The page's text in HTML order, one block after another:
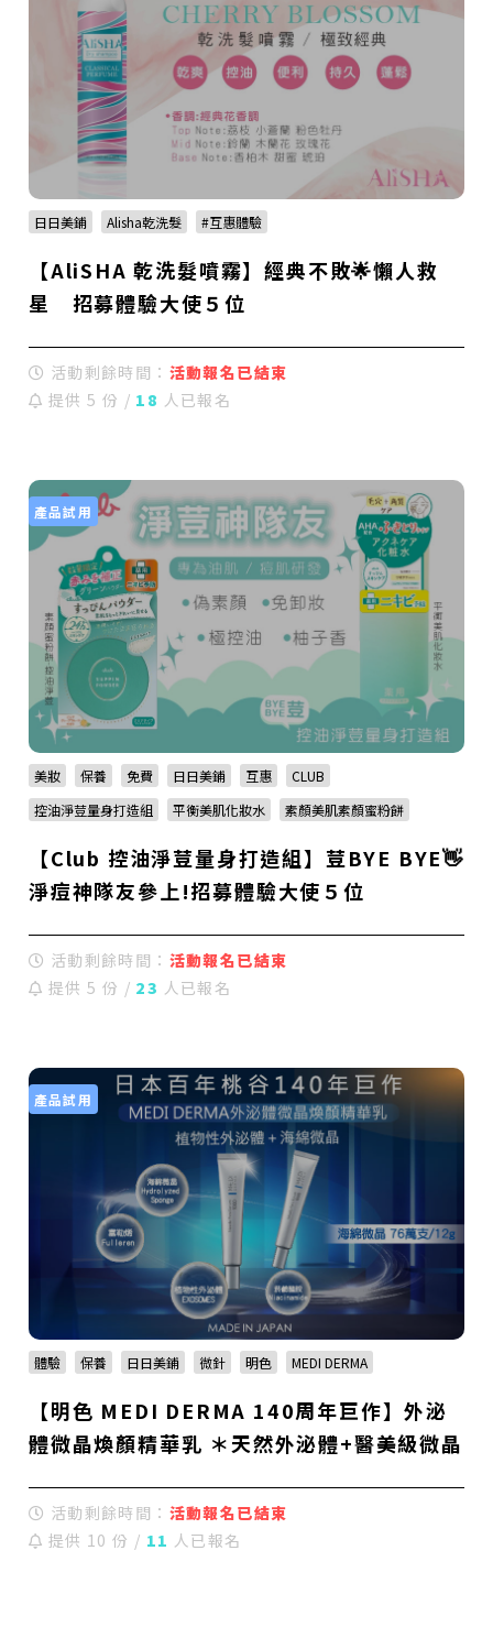
日日美鋪 Alisha乾洗髮 #互惠體驗
【AliSHA 乾洗髮噴霧】經典不敗🌟懶人救
星 招募體驗大使５位
活動剩餘時間： 活動報名已結束
提供 5 份 / 18 人已報名
產品試用
美妝 保養 免費 日日美鋪 互惠
CLUB
控油淨荳量身打造組
平衡美肌化妝水 素顏美肌素顏蜜粉餅
【Club 控油淨荳量身打造組】荳BYE BYE👋
淨痘神隊友參上!招募體驗大使５位
活動剩餘時間： 活動報名已結束
提供 5 份 / 23 人已報名
產品試用
體驗 保養 日日美鋪 微針 明色 MEDI DERMA
【明色 MEDI DERMA 140周年巨作】外泌
體微晶煥顏精華乳 ＊天然外泌體+醫美級微晶
活動剩餘時間： 活動報名已結束
提供 10 份 / 11 人已報名